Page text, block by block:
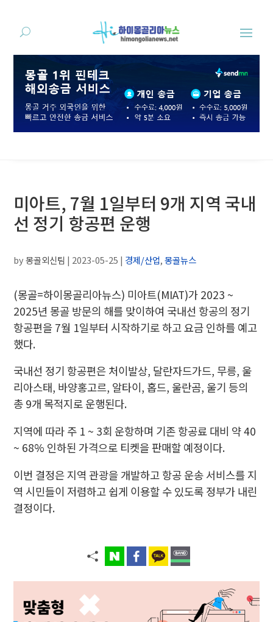
미아트, 7월 1일부터 9개 지역 국내
선 정기 항공편 운행
by몽골외신팀 | 2023-05-25 | 경제/산업,몽골뉴스
(몽골=하이몽골리아뉴스) 미아트(MIAT)가 2023 ~
2025년 몽골 방문의 해를 맞이하여 국내선 항공의 정기
항공편을 7월 1일부터 시작하기로 하고 요금 인하를 예고
했다.
국내선 정기 항공편은 처이발상, 달란자드가드, 무릉, 울
리아스태, 바양홍고르, 알타이, 홉드, 울란곰, 울기 등의
총 9개 목적지로 운행된다.
지역에 따라 주 1 ~ 3회 운항하며 기존 항공료 대비 약 40
~ 68% 인하된 가격으로 티켓을 판매할 예정이다.
이번 결정은 지역 관광을 개발하고 항공 운송 서비스를 지
역 시민들이 저렴하고 쉽게 이용할 수 있도록 정부가 내린
결정이다.